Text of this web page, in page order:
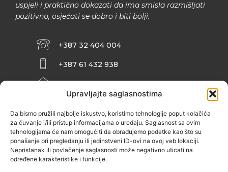
Upravljajte saglasnostima
Da bismo pružili najbolje iskustvo, koristimo tehnologije poput kolačića
za čuvanje i/ili pristup informacijama o uređaju. Saglasnost sa ovim
tehnologijama će nam omogućiti da obrađujemo podatke kao što su
ponašanje pri pregledanju ili jedinstveni ID-ovi na ovoj veb lokaciji.
Nepristanak ili povlačenje saglasnosti može negativno uticati na
određene karakteristike i funkcije.
uspjeli i praktično dokazati da ima smisla razmišljati
pozitivno, osjećati se dobro i biti bolji.
+387 32 404 004
+387 61 432 938
INFO@ZENIT.BA
ZENIČANKA, 3. SPRAT), 72000 ZENICA